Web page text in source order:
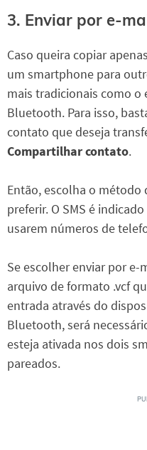
3. Enviar por e-
Caso queira copiar
um smartphone para
mais tradicionais como o
Bluetooth. Para isso,
contato que deseja
Compartilhar contato.
Então, escolha o
preferir. O SMS é
usarem números de
Se escolher enviar por e-
arquivo de formato .vcf
entrada através do
Bluetooth, será
esteja ativada nos dois
pareados.